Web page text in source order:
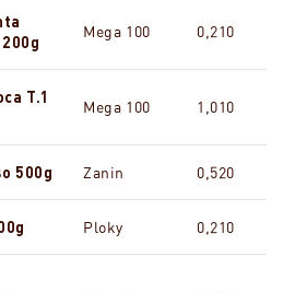
Mega 100 0,210
T.1
Mega 100 1,010
500g Zanin 0,520
Ploky 0,210